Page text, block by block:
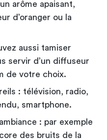
arôme apaisant,
d’oranger ou la
aussi tamiser
servir d’un diffuseur
de votre choix.
: télévision, radio,
smartphone.
: par exemple
des bruits de la